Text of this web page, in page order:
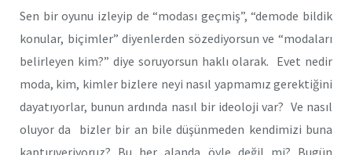
Sen bir oyunu izleyip de “modası geçmiş”, “demode bildik
konular, biçimler” diyenlerden sözediyorsun ve “modaları
belirleyen kim?” diye soruyorsun haklı olarak. Evet nedir
moda, kim, kimler bizlere neyi nasıl yapmamız gerektiğini
dayatıyorlar, bunun ardında nasıl bir ideoloji var? Ve nasıl
oluyor da bizler bir an bile düşünmeden kendimizi buna